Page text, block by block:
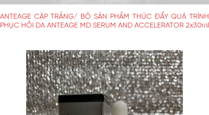
ANTEAGE CẶP TRẮNG/ BỘ SẢN PHẨM THÚC ĐẨY QUÁ TRÌNH
PHỤC HỒI DA ANTEAGE MD SERUM AND ACCELERATOR 2x30ml